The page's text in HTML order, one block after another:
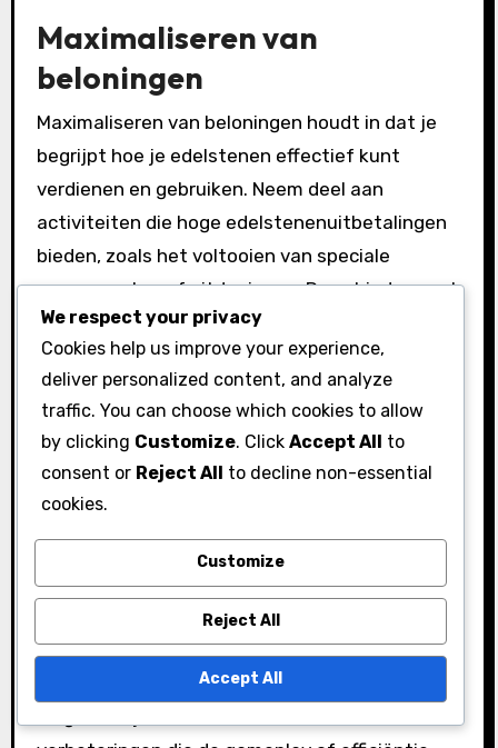
Maximaliseren van
beloningen
Maximaliseren van beloningen houdt in dat je
begrijpt hoe je edelstenen effectief kunt
verdienen en gebruiken. Neem deel aan
activiteiten die hoge edelstenenuitbetalingen
bieden, zoals het voltooien van speciale
evenementen of uitdagingen. Deze bieden vaak
de beste kansen om snel edelstenen te
accumuleren.
Overweeg gebruik te maken van
loyaliteitsprogramma’s of bonussen die je
edelsteneninkomsten vermenigvuldigen.
Sommige platforms bieden bijvoorbeeld
dubbele beloningen tijdens promotieperiodes,
waardoor je je edelstenenvoorraad aanzienlijk
kunt vergroten met minimale inspanning.
Bovendien, geef prioriteit aan het uitgeven van
edelstenen aan items of upgrades die
We respect your privacy
Cookies help us improve your experience,
deliver personalized content, and analyze
traffic. You can choose which cookies to allow
by clicking Customize. Click Accept All to
consent or Reject All to decline non-essential
cookies.
Customize
Reject All
Accept All